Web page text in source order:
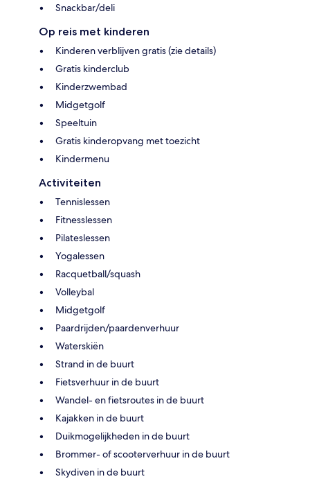
Snackbar/deli
Op reis met kinderen
Kinderen verblijven gratis (zie details)
Gratis kinderclub
Kinderzwembad
Midgetgolf
Speeltuin
Gratis kinderopvang met toezicht
Kindermenu
Activiteiten
Tennislessen
Fitnesslessen
Pilateslessen
Yogalessen
Racquetball/squash
Volleybal
Midgetgolf
Paardrijden/paardenverhuur
Waterskiën
Strand in de buurt
Fietsverhuur in de buurt
Wandel- en fietsroutes in de buurt
Kajakken in de buurt
Duikmogelijkheden in de buurt
Brommer- of scooterverhuur in de buurt
Skydiven in de buurt